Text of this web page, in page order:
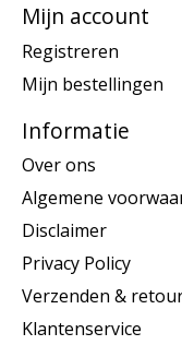
Mijn account
Registreren
Mijn bestellingen
Informatie
Over ons
Algemene
Disclaimer
Privacy Policy
Verzenden &
Klantenservice